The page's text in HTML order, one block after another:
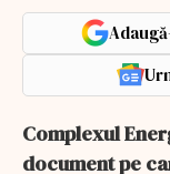
Complexul
document pe